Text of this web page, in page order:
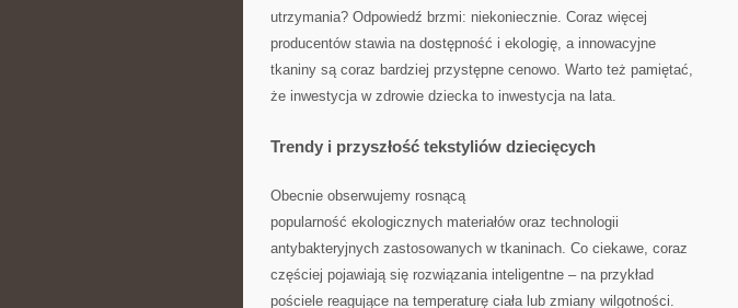
utrzymania? Odpowiedź brzmi: niekoniecznie. Coraz więcej
producentów stawia na dostępność i ekologię, a innowacyjne
tkaniny są coraz bardziej przystępne cenowo. Warto też pamiętać,
że inwestycja w zdrowie dziecka to inwestycja na lata.
Trendy i przyszłość tekstyliów dziecięcych
Obecnie obserwujemy rosnącą
popularność ekologicznych materiałów oraz technologii
antybakteryjnych zastosowanych w tkaninach. Co ciekawe, coraz
częściej pojawiają się rozwiązania inteligentne – na przykład
pościele reagujące na temperaturę ciała lub zmiany wilgotności.